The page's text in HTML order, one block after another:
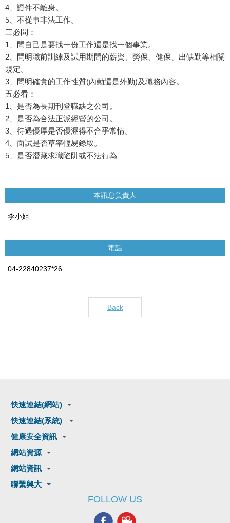
4、證件不離身。
5、不從事非法工作。
三必問：
1、問自己是要找一份工作還是找一個事業。
2、問明職前訓練及試用期間的薪資、勞保、健保、出缺勤等相關
規定。
3、問明確實的工作性質(內勤還是外勤)及職務內容。
五必看：
1、是否為長期刊登職缺之公司。
2、是否為合法正派經營的公司。
3、待遇優厚是否優渥得不合乎常情。
4、面試是否草率輕易錄取。
5、是否潛藏求職陷阱或不法行為
本訊息負責人
李小姐
電話
04-22840237*26
Back
快速連結(網站)
快速連結(系統)
健康安全資訊
網站資源
網站資訊
聯繫興大
FOLLOW US